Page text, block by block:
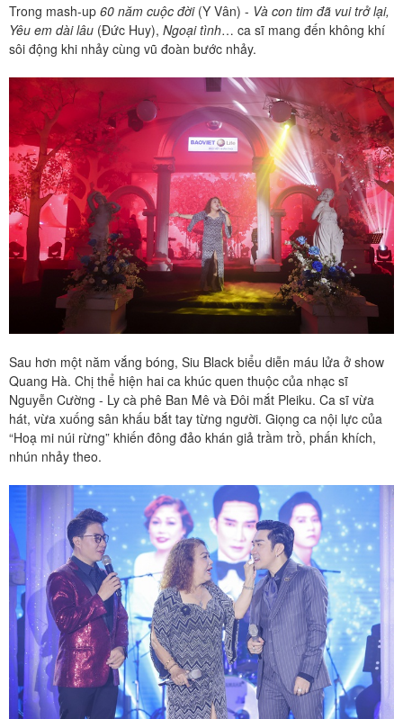
Trong mash-up 60 năm cuộc đời(Y Vân) - Và con tim đã vui trở lại,
Yêu em dài lâu (Đức Huy), Ngoại tình… ca sĩ mang đến không khí
sôi động khi nhảy cùng vũ đoàn bước nhảy.
Sau hơn một năm vắng bóng, Siu Black biểu diễn máu lửa ở show
Quang Hà. Chị thể hiện hai ca khúc quen thuộc của nhạc sĩ
Nguyễn Cường - Ly cà phê Ban Mê và Đôi mắt Pleiku. Ca sĩ vừa
hát, vừa xuống sân khấu bắt tay từng người. Giọng ca nội lực của
“Hoạ mi núi rừng” khiến đông đảo khán giả trầm trồ, phấn khích,
nhún nhảy theo.